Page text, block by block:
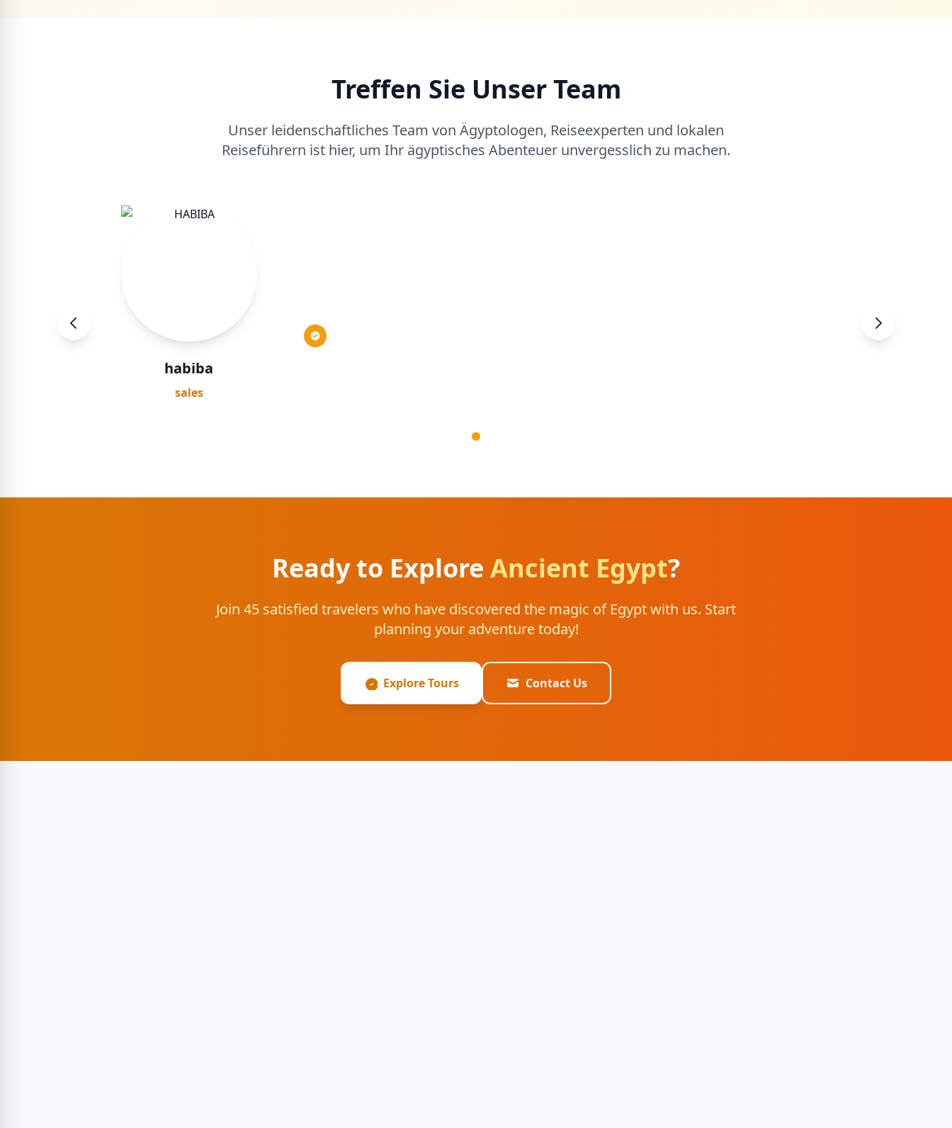
Treffen Sie Unser Team
Unser leidenschaftliches Team von Ägyptologen, Reiseexperten und lokalen
Reiseführern ist hier, um Ihr ägyptisches Abenteuer unvergesslich zu machen.
habiba
sales
Ready to Explore Ancient Egypt?
Join 45 satisfied travelers who have discovered the magic of Egypt with us. Start
planning your adventure today!
Explore Tours Contact Us